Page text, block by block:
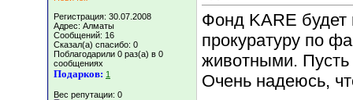
Регистрация: 30.07.2008
Адрес: Алматы
Сообщений: 16
Сказал(а) спасибо: 0
Поблагодарили 0 раз(а) в 0
сообщениях
Подарков: 1
Вес репутации: 0
Фонд KARE будет
прокуратуру по
животными. Пусть
Очень надеюсь,